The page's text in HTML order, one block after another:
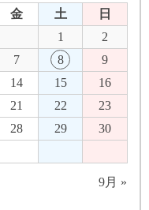
金 土
日
1
2
7 8
9
14 15
16
21 22
23
28 29
30
9月 »